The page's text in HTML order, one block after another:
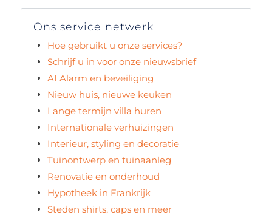
Ons service netwerk
Hoe gebruikt u onze services?
Schrijf u in voor onze nieuwsbrief
AI Alarm en beveiliging
Nieuw huis, nieuwe keuken
Lange termijn villa huren
Internationale verhuizingen
Interieur, styling en decoratie
Tuinontwerp en tuinaanleg
Renovatie en onderhoud
Hypotheek in Frankrijk
Steden shirts, caps en meer